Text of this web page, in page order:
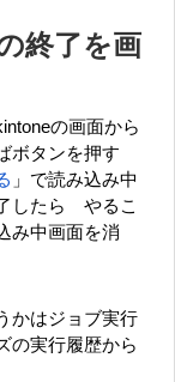
終了を画
の画面から
ボタンを押す
」 で読み込み中
したら やるこ
み中画面を消
かはジョブ実行
の実行履歴から